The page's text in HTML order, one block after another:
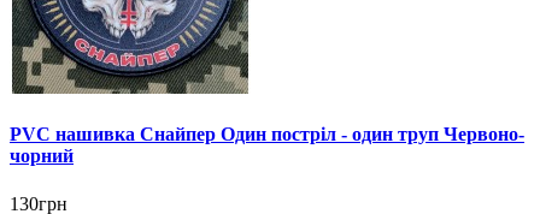
PVC нашивка Снайпер Один постріл - один труп Червоно-
чорний
130грн